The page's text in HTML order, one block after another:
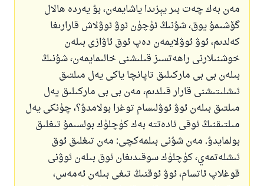
مەن بەك چەت بىر يېزىدا ياشايمەن، بۇ يەردە ھالال
گۆشىمۇ يوق، شۇنىڭ ئۈچۈن ئوۋ ئوۋلاش قارارىغا
كەلدىم، ئوۋ ئوۋلايمەن دەپ ئوق ئاۋازى بىلەن
خوشنىلارنى راھەتسىز قىلىشنى خالىمايمەن، شۇنىڭ
بىلەن بى بى ماركىلىق تاپانچا ياكى يەل مىلتىق
ئىشلىتىشنى قارار قىلدىم، مەن بى بى ماركىلىق يەل
مىلتىق بىلەن ئوۋ ئوۋلىسام توغرا بولامدۇ؟، چۈنكى يەل
مىلتىقنىڭ ئوقى ئادەتتە بەك كۈچلۈك بولسىمۇ تىغلىق
بولمايدۇ. مەن شۇنى بىلمەكچى: مەن تىغلىق ئوق
ئىشلەتمەي، كۈچلۈك سوقىدىغان ئوق بىلەن ئوۋنى
قوغلاپ ئاتسام، ئوۋ ئوقنىڭ تىغى بىلەن ئەمەس،